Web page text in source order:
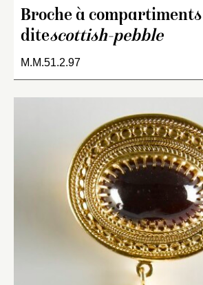
Broche à compartiments
ditescottish-pebble
M.M.51.2.97